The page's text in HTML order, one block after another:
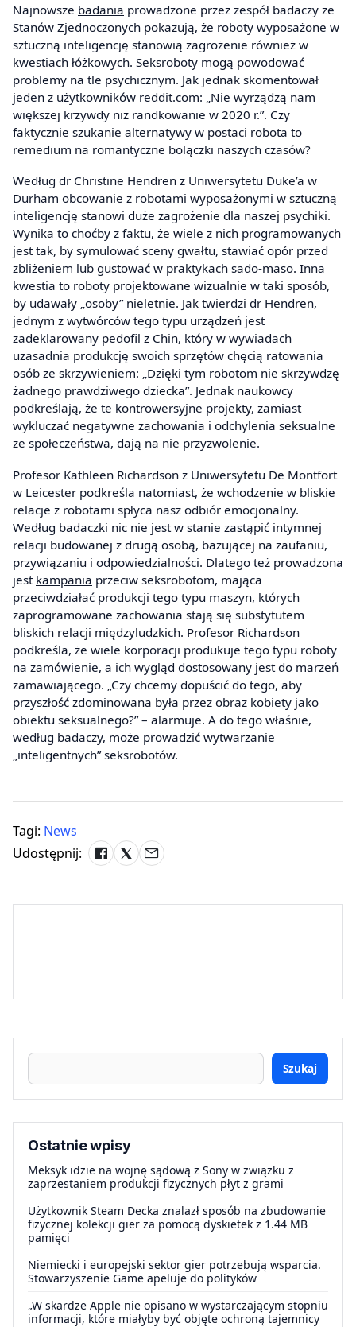
Najnowsze badania prowadzone przez zespół badaczy ze
Stanów Zjednoczonych pokazują, że roboty wyposażone w
sztuczną inteligencję stanowią zagrożenie również w
kwestiach łóżkowych. Seksroboty mogą powodować
problemy na tle psychicznym. Jak jednak skomentował
jeden z użytkowników reddit.com: „Nie wyrządzą nam
większej krzywdy niż randkowanie w 2020 r.”. Czy
faktycznie szukanie alternatywy w postaci robota to
remedium na romantyczne bolączki naszych czasów?
Według dr Christine Hendren z Uniwersytetu Duke’a w
Durham obcowanie z robotami wyposażonymi w sztuczną
inteligencję stanowi duże zagrożenie dla naszej psychiki.
Wynika to choćby z faktu, że wiele z nich programowanych
jest tak, by symulować sceny gwałtu, stawiać opór przed
zbliżeniem lub gustować w praktykach sado-maso. Inna
kwestia to roboty projektowane wizualnie w taki sposób,
by udawały „osoby” nieletnie. Jak twierdzi dr Hendren,
jednym z wytwórców tego typu urządzeń jest
zadeklarowany pedofil z Chin, który w wywiadach
uzasadnia produkcję swoich sprzętów chęcią ratowania
osób ze skrzywieniem: „Dzięki tym robotom nie skrzywdzę
żadnego prawdziwego dziecka”. Jednak naukowcy
podkreślają, że te kontrowersyjne projekty, zamiast
wykluczać negatywne zachowania i odchylenia seksualne
ze społeczeństwa, dają na nie przyzwolenie.
Profesor Kathleen Richardson z Uniwersytetu De Montfort
w Leicester podkreśla natomiast, że wchodzenie w bliskie
relacje z robotami spłyca nasz odbiór emocjonalny.
Według badaczki nic nie jest w stanie zastąpić intymnej
relacji budowanej z drugą osobą, bazującej na zaufaniu,
przywiązaniu i odpowiedzialności. Dlatego też prowadzona
jest kampania przeciw seksrobotom, mająca
przeciwdziałać produkcji tego typu maszyn, których
zaprogramowane zachowania stają się substytutem
bliskich relacji międzyludzkich. Profesor Richardson
podkreśla, że wiele korporacji produkuje tego typu roboty
na zamówienie, a ich wygląd dostosowany jest do marzeń
zamawiającego. „Czy chcemy dopuścić do tego, aby
przyszłość zdominowana była przez obraz kobiety jako
obiektu seksualnego?” – alarmuje. A do tego właśnie,
według badaczy, może prowadzić wytwarzanie
„inteligentnych” seksrobotów.
Tagi: News
Udostępnij:
Szukaj
Ostatnie wpisy
Meksyk idzie na wojnę sądową z Sony w związku z
zaprzestaniem produkcji fizycznych płyt z grami
Użytkownik Steam Decka znalazł sposób na zbudowanie
fizycznej kolekcji gier za pomocą dyskietek z 1.44 MB
pamięci
Niemiecki i europejski sektor gier potrzebują wsparcia.
Stowarzyszenie Game apeluje do polityków
„W skardze Apple nie opisano w wystarczającym stopniu
informacji, które miałyby być objęte ochroną tajemnicy